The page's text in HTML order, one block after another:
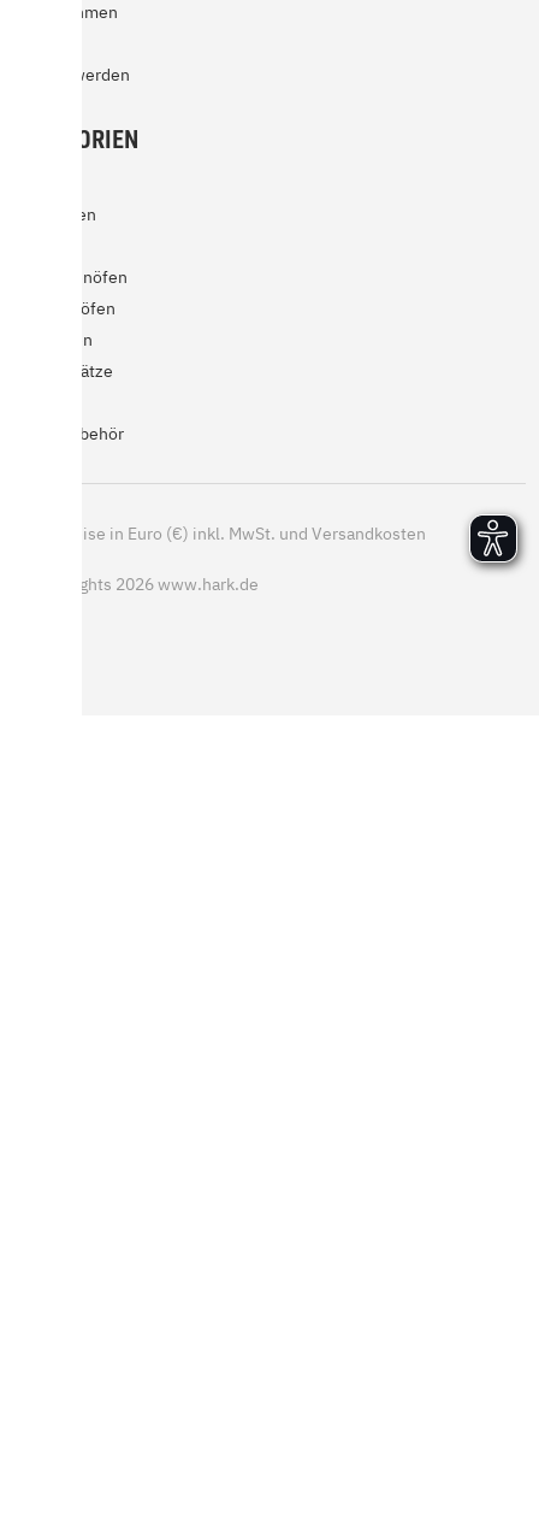
Unternehmen
Partner werden
KATEGORIEN
Kaminöfen
Schwedenöfen
Speicheröfen
Pelletöfen
Heizeinsätze
Kaminzubehör
Alle Preise in Euro (€) inkl. MwSt. und Versandkosten
© Copyrights 2026 www.hark.de